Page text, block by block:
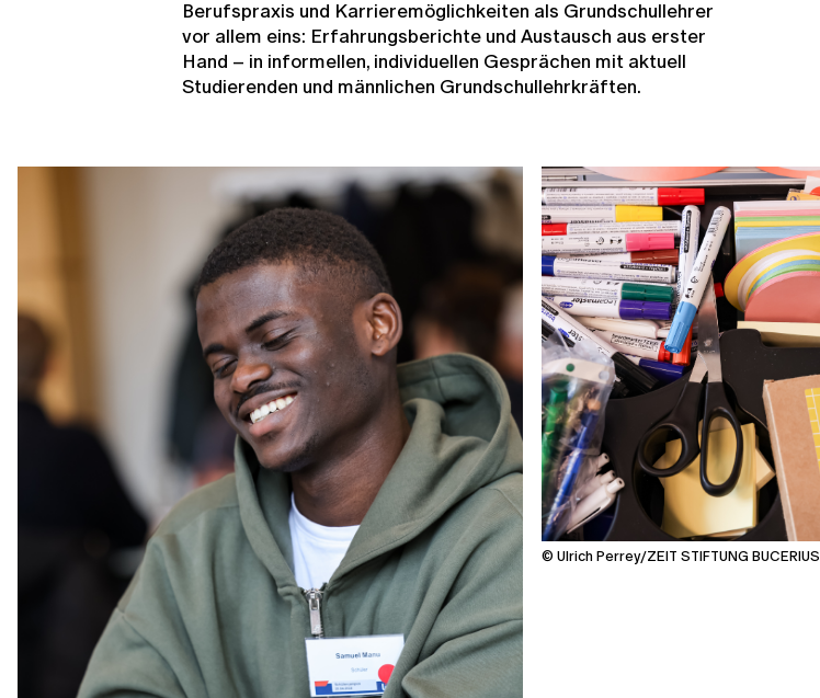
Berufspraxis und Karrieremöglichkeiten als Grundschullehrer
vor allem eins: Erfahrungsberichte und Austausch aus erster
Hand – in informellen, individuellen Gesprächen mit aktuell
Studierenden und männlichen Grundschullehrkräften.
© Ulrich Perrey/ZEIT STIFTUNG BUCERIUS